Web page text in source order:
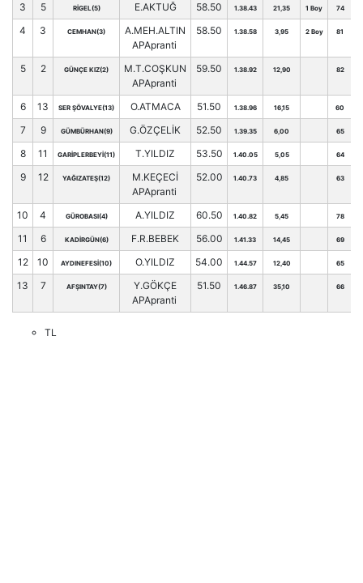
3 5 RİGEL(5) E.AKTUĞ 58.50 1.38.43 21,35 1 Boy 74
4 3 CEMHAN(3)
A.MEH.ALTIN
APApranti
58.50 1.38.58 3,95 2 Boy 81
5 2 GÜNÇE KIZ(2)
M.T.COŞKUN
APApranti
59.50 1.38.92 12,90 82
6 13 SER ŞÖVALYE(13) O.ATMACA 51.50 1.38.96 16,15 60
7 9 GÜMBÜRHAN(9) G.ÖZÇELİK 52.50 1.39.35 6,00 65
8 11 GARİPLERBEYİ(11) T.YILDIZ 53.50 1.40.05 5,05 64
9 12 YAĞIZATEŞ(12)
M.KEÇECİ
APApranti
52.00 1.40.73 4,85 63
10 4 GÜROBASI(4) A.YILDIZ 60.50 1.40.82 5,45 78
11 6 KADİRGÜN(6) F.R.BEBEK 56.00 1.41.33 14,45 69
12 10 AYDINEFESİ(10) O.YILDIZ 54.00 1.44.57 12,40 65
13 7 AFŞINTAY(7)
Y.GÖKÇE
APApranti
51.50 1.46.87 35,10 66
TL